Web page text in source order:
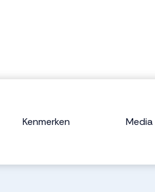
Kenmerken Media